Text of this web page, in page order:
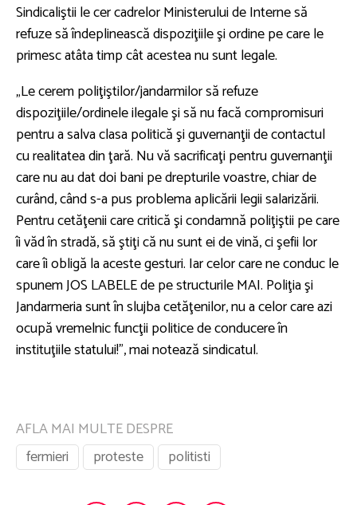
Sindicaliştii le cer cadrelor Ministerului de Interne să
refuze să îndeplinească dispoziţiile şi ordine pe care le
primesc atâta timp cât acestea nu sunt legale.
„Le cerem poliţiştilor/jandarmilor să refuze
dispoziţiile/ordinele ilegale şi să nu facă compromisuri
pentru a salva clasa politică şi guvernanţii de contactul
cu realitatea din ţară. Nu vă sacrificaţi pentru guvernanţii
care nu au dat doi bani pe drepturile voastre, chiar de
curând, când s-a pus problema aplicării legii salarizării.
Pentru cetăţenii care critică şi condamnă poliţiştii pe care
îi văd în stradă, să ştiţi că nu sunt ei de vină, ci şefii lor
care îi obligă la aceste gesturi. Iar celor care ne conduc le
spunem JOS LABELE de pe structurile MAI. Poliţia şi
Jandarmeria sunt în slujba cetăţenilor, nu a celor care azi
ocupă vremelnic funcţii politice de conducere în
instituţiile statului!”, mai notează sindicatul.
AFLA MAI MULTE DESPRE
fermieri
proteste politisti